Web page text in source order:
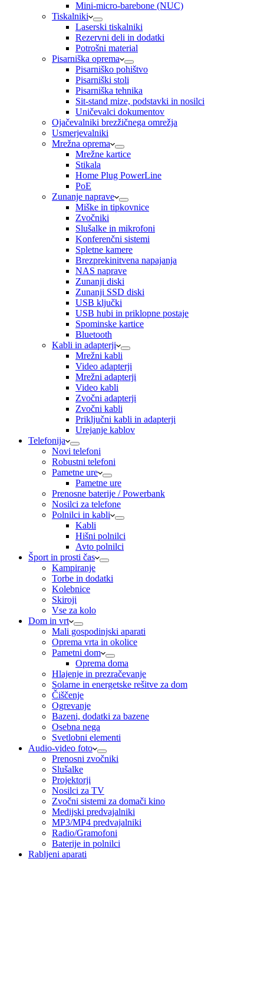
Mini-micro-barebone (NUC)
Tiskalniki
Laserski tiskalniki
Rezervni deli in dodatki
Potrošni material
Pisarniška oprema
Pisarniško pohištvo
Pisarniški stoli
Pisarniška tehnika
Sit-stand mize, podstavki in nosilci
Uničevalci dokumentov
Ojačevalniki brezžičnega omrežja
Usmerjevalniki
Mrežna oprema
Mrežne kartice
Stikala
Home Plug PowerLine
PoE
Zunanje naprave
Miške in tipkovnice
Zvočniki
Slušalke in mikrofoni
Konferenčni sistemi
Spletne kamere
Brezprekinitvena napajanja
NAS naprave
Zunanji diski
Zunanji SSD diski
USB ključki
USB hubi in priklopne postaje
Spominske kartice
Bluetooth
Kabli in adapterji
Mrežni kabli
Video adapterji
Mrežni adapterji
Video kabli
Zvočni adapterji
Zvočni kabli
Priključni kabli in adapterji
Urejanje kablov
Telefonija
Novi telefoni
Robustni telefoni
Pametne ure
Pametne ure
Prenosne baterije / Powerbank
Nosilci za telefone
Polnilci in kabli
Kabli
Hišni polnilci
Avto polnilci
Šport in prosti čas
Kampiranje
Torbe in dodatki
Kolebnice
Skiroji
Vse za kolo
Dom in vrt
Mali gospodinjski aparati
Oprema vrta in okolice
Pametni dom
Oprema doma
Hlajenje in prezračevanje
Solarne in energetske rešitve za dom
Čiščenje
Ogrevanje
Bazeni, dodatki za bazene
Osebna nega
Svetlobni elementi
Audio-video foto
Prenosni zvočniki
Slušalke
Projektorji
Nosilci za TV
Zvočni sistemi za domači kino
Medijski predvajalniki
MP3/MP4 predvajalniki
Radio/Gramofoni
Baterije in polnilci
Rabljeni aparati